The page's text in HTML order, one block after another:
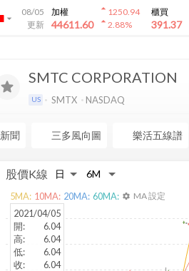
arrow_drop_down
08/05
更新
加權
44611.60
arrow_drop_up1250.94
arrow_drop_up2.88%
櫃買
391.37
SMTC CORPORATION
US SMTX NASDAQ
新聞 三多風向圖 樂活五線譜
股價K線
2021/04/05
開:
6.04
高:
6.04
低:
6.04
收:
6.04
5MA: 10MA: 20MA: 60MA: settings MA 設定